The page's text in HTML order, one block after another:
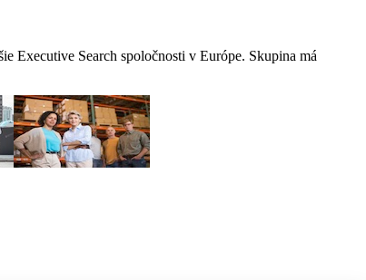
Executive Search spoločnosti v Európe. Skupina má